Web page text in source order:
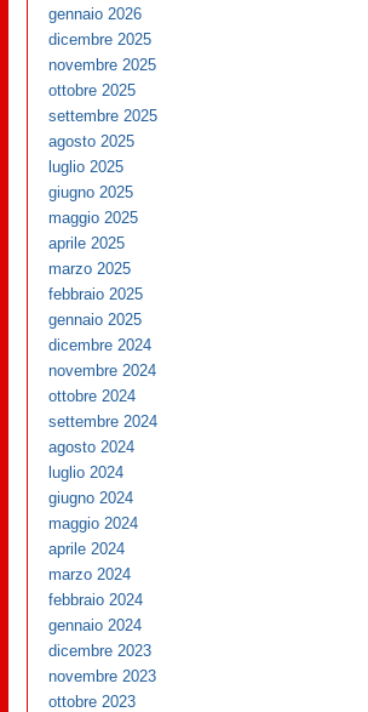
gennaio 2026
dicembre 2025
novembre 2025
ottobre 2025
settembre 2025
agosto 2025
luglio 2025
giugno 2025
maggio 2025
aprile 2025
marzo 2025
febbraio 2025
gennaio 2025
dicembre 2024
novembre 2024
ottobre 2024
settembre 2024
agosto 2024
luglio 2024
giugno 2024
maggio 2024
aprile 2024
marzo 2024
febbraio 2024
gennaio 2024
dicembre 2023
novembre 2023
ottobre 2023